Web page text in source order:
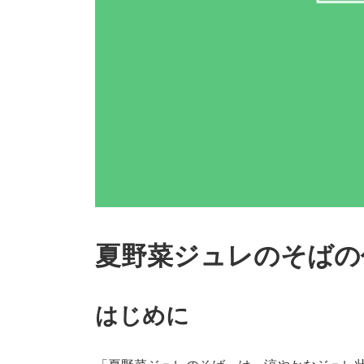
夏野菜ジュレのそば
はじめに